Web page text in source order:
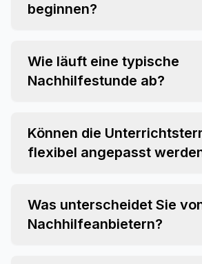
beginnen?
Wie läuft eine typische
Nachhilfestunde ab?
Können die
flexibel angepasst
Was unterscheidet Sie
Nachhilfeanbietern?